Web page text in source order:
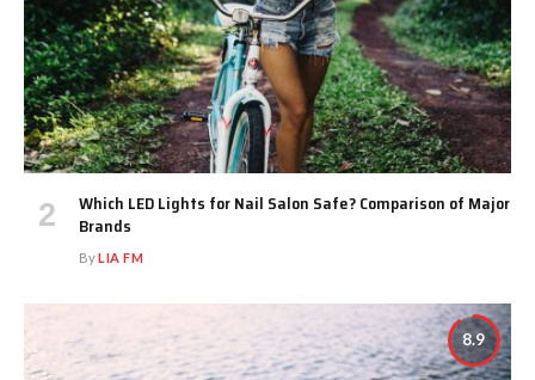
Which LED Lights for Nail Salon Safe? Comparison of Major
Brands
ByLIA FM
8.9